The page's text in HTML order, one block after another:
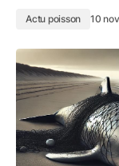
Actu poisson 10